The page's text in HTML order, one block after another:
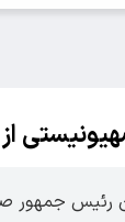
رئیس جمهور